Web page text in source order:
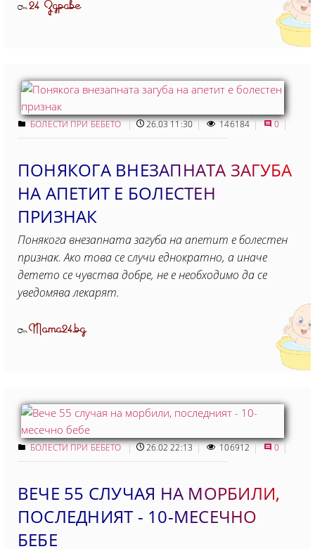
От24 Здраве
БОЛЕСТИ ПРИ БЕБЕТО 26.03 11:30 146184 0
ПОНЯКОГА ВНЕЗАПНАТА ЗАГУБА
НА АПЕТИТ Е БОЛЕСТЕН
ПРИЗНАК
Понякога внезапната загуба на апетит е болестен
признак. Ако това се случи еднократно, а иначе
детето се чувства добре, не е необходимо да се
уведомява лекарят.
ОтMama24.bg
БОЛЕСТИ ПРИ БЕБЕТО 26.02 22:13 106912 0
ВЕЧЕ 55 СЛУЧАЯ НА МОРБИЛИ,
ПОСЛЕДНИЯТ - 10-МЕСЕЧНО
БЕБЕ